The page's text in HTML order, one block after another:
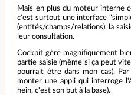
Mais en plus du moteur interne
c'est surtout une interface
(entités/champs/relations), la
leur consultation.
Cockpit gère magnifiquement
partie saisie (même si ça peut
pourrait être dans mon cas).
monter une appli qui interroge
hein, c'est son but à la base).